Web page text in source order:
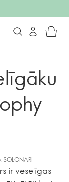
SOLONARI
ir veselīgas